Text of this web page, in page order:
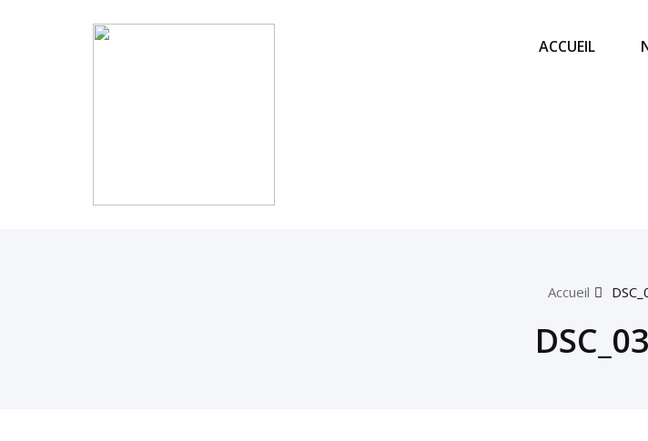
ACCUEIL
Accueil